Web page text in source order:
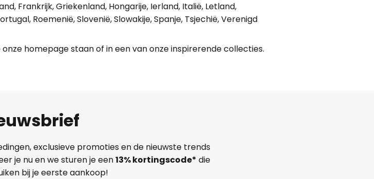
Frankrijk, Griekenland, Hongarije, Ierland, Italië, Letland,
Roemenië, Slovenië, Slowakije, Spanje, Tsjechië, Verenigd
homepage staan of in een van onze inspirerende collecties.
exclusieve promoties en de nieuwste trends
je nu en we sturen je een13%kortingscode* die
bij je eerste aankoop!